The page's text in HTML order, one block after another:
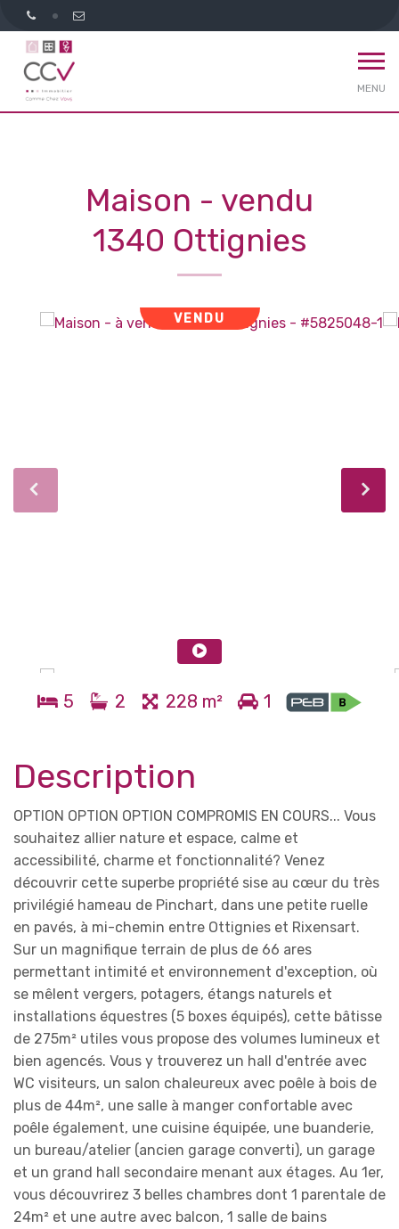
MENU
Maison - vendu
1340 Ottignies
VENDU
5 2 228 m² 1
Description
OPTION OPTION OPTION COMPROMIS EN COURS... Vous
souhaitez allier nature et espace, calme et
accessibilité, charme et fonctionnalité? Venez
découvrir cette superbe propriété sise au cœur du très
privilégié hameau de Pinchart, dans une petite ruelle
en pavés, à mi-chemin entre Ottignies et Rixensart.
Sur un magnifique terrain de plus de 66 ares
permettant intimité et environnement d'exception, où
se mêlent vergers, potagers, étangs naturels et
installations équestres (5 boxes équipés), cette bâtisse
de 275m² utiles vous propose des volumes lumineux et
bien agencés. Vous y trouverez un hall d'entrée avec
WC visiteurs, un salon chaleureux avec poêle à bois de
plus de 44m², une salle à manger confortable avec
poêle également, une cuisine équipée, une buanderie,
un bureau/atelier (ancien garage converti), un garage
et un grand hall secondaire menant aux étages. Au 1er,
vous découvrirez 3 belles chambres dont 1 parentale de
24m² et une autre avec balcon, 1 salle de bains